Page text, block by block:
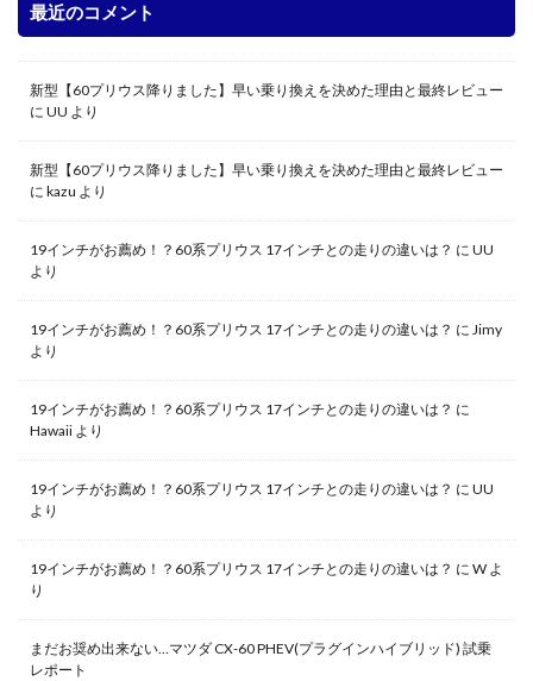
最近のコメント
新型【60プリウス降りました】早い乗り換えを決めた理由と最終レビュー
に UU より
新型【60プリウス降りました】早い乗り換えを決めた理由と最終レビュー
に kazu より
19インチがお薦め！？60系プリウス 17インチとの走りの違いは？ に UU
より
19インチがお薦め！？60系プリウス 17インチとの走りの違いは？ に Jimy
より
19インチがお薦め！？60系プリウス 17インチとの走りの違いは？ に
Hawaii より
19インチがお薦め！？60系プリウス 17インチとの走りの違いは？ に UU
より
19インチがお薦め！？60系プリウス 17インチとの走りの違いは？ に W よ
り
まだお奨め出来ない…マツダ CX-60 PHEV(プラグインハイブリッド) 試乗
レポート